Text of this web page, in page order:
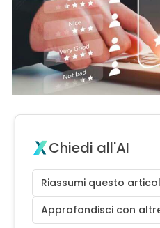
Chiedi all'AI
Riassumi questo
Approfondisci con